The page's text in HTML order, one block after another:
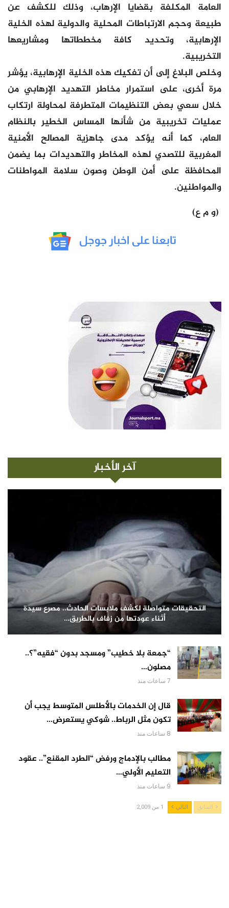
العامة المكلفة بقضايا الإرهاب، وذلك للكشف عن
طبيعة وحجم الارتباطات المحلية والدولية لهذه الخلية
الإرهابية، وتحديد كافة مخططاتها ومشاريعها
التخريبية.
وخلص البلاغ إلى أن تفكيك هذه الخلية الإرهابية، يؤشر
مرة أخرى، على استمرار مخاطر التهديد الإرهابي من
خلال سعي بعض التنظيمات المتطرفة لمحاولة ارتكاب
عمليات تخريبية من شأنها المساس الخطير بالنظام
العام، كما أنه يؤكد مدى جاهزية المصالح الأمنية
المغربية للتصدي لهذه المخاطر والتهديدات بما يضمن
المحافظة على أمن الوطن وصون سلامة المواطنات
والمواطنين.
(و م ع)
آخر الأخبار
التحقيقات متواصلة لكشف ملابسات الحادث.. مصرع سيدة
أثناء عودتها من زفاف بالطريق…
“جمعة بلا خطيب” ومسجد بدون “فقيه”؟..
مصلون…
7 ساعات منذ
قال إن الخدمات بالأطلس المتوسط يجب أن
تكون مثل الرباط.. شوكي يستعرض…
8 ساعات منذ
مطالب بالإدماج ورفض “الطرد المقنع”.. عقود
التعليم الأولي…
9 ساعات منذ
السابق التالي 1 من 2,009